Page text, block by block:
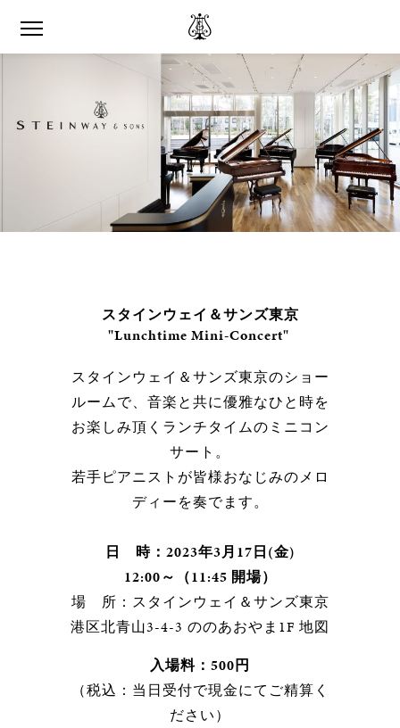
スタインウェイ＆サンズ東京
"Lunchtime Mini-Concert"
スタインウェイ＆サンズ東京のショー
ルームで、音楽と共に優雅なひと時を
お楽しみ頂くランチタイムのミニコン
サート。
若手ピアニストが皆様おなじみのメロ
ディーを奏でます。
日 時：2023年3月17日(金)
12:00～（11:45 開場）
場 所：スタインウェイ＆サンズ東京
港区北青山3-4-3 ののあおやま1F 地図
入場料：500円
（税込：当日受付で現金にてご精算く
ださい）